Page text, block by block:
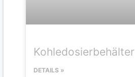
Kohledosierbehälter
DETAILS »